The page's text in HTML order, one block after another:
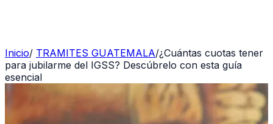
Inicio/ TRAMITES GUATEMALA/¿Cuántas cuotas tener
para jubilarme del IGSS? Descúbrelo con esta guía
esencial